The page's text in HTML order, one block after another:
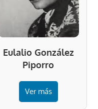
Eulalio González
Piporro
Ver más